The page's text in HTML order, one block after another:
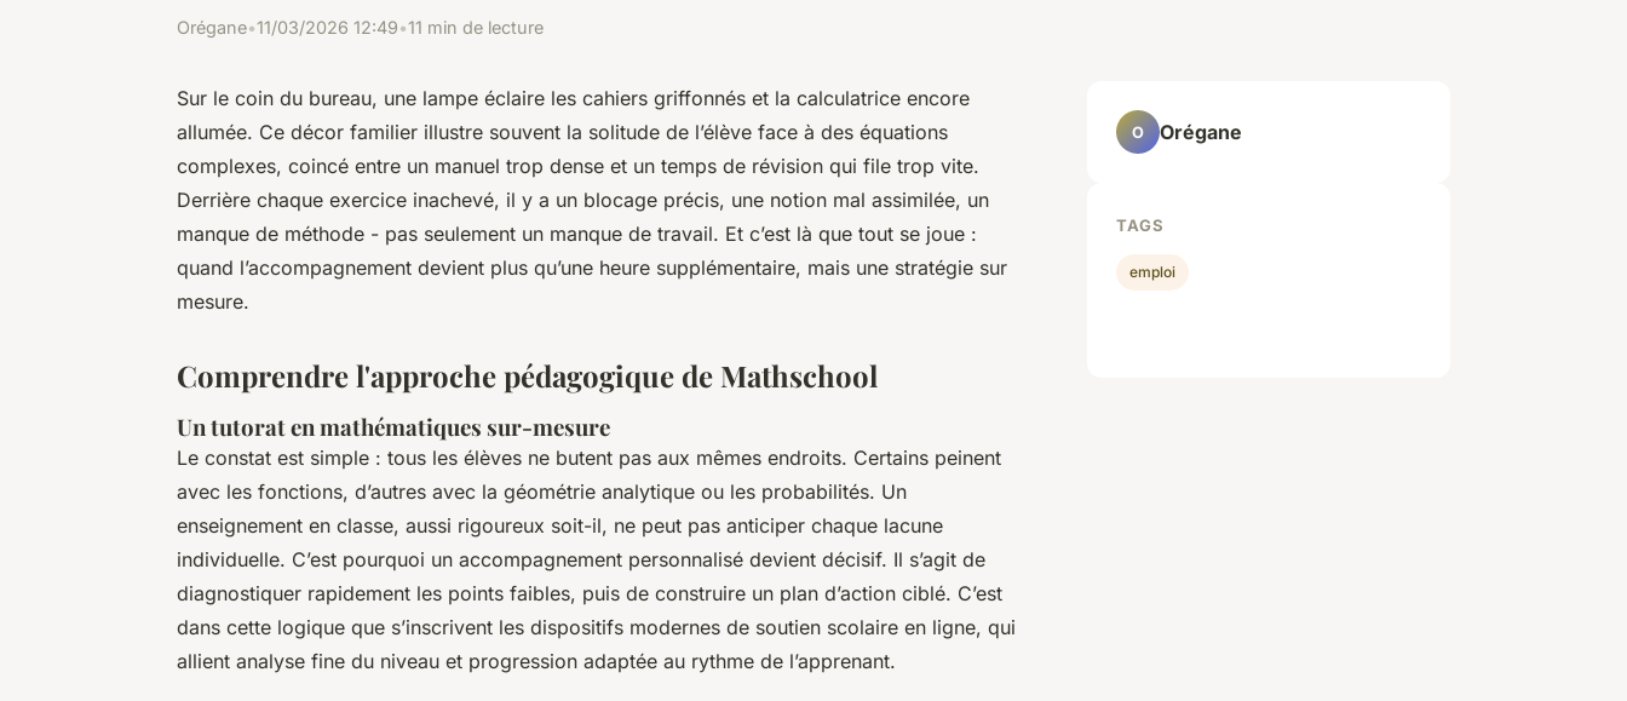
Orégane•11/03/2026 12:49•11 min de lecture
Sur le coin du bureau, une lampe éclaire les cahiers griffonnés et la calculatrice encore
allumée. Ce décor familier illustre souvent la solitude de l’élève face à des équations
complexes, coincé entre un manuel trop dense et un temps de révision qui file trop vite.
Derrière chaque exercice inachevé, il y a un blocage précis, une notion mal assimilée, un
manque de méthode - pas seulement un manque de travail. Et c’est là que tout se joue :
quand l’accompagnement devient plus qu’une heure supplémentaire, mais une stratégie sur
mesure.
Comprendre l'approche pédagogique de Mathschool
Un tutorat en mathématiques sur-mesure
Le constat est simple : tous les élèves ne butent pas aux mêmes endroits. Certains peinent
avec les fonctions, d’autres avec la géométrie analytique ou les probabilités. Un
enseignement en classe, aussi rigoureux soit-il, ne peut pas anticiper chaque lacune
individuelle. C’est pourquoi un accompagnement personnalisé devient décisif. Il s’agit de
diagnostiquer rapidement les points faibles, puis de construire un plan d’action ciblé. C’est
dans cette logique que s’inscrivent les dispositifs modernes de soutien scolaire en ligne, qui
allient analyse fine du niveau et progression adaptée au rythme de l’apprenant.
O Orégane
TAGS
emploi